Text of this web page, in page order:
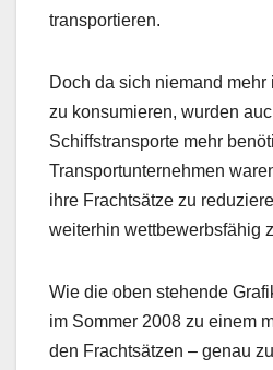
transportieren.
Doch da sich niemand
zu konsumieren, wurden
Schiffstransporte mehr
Transportunternehmen
ihre Frachtsätze zu
weiterhin wettbewerbsfähig
Wie die oben stehende
im Sommer 2008 zu einem
den Frachtsätzen – genau